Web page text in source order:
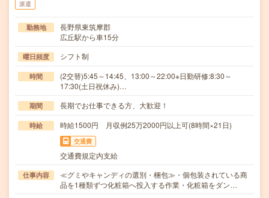
派遣
勤務地
長野県東筑摩郡
広丘駅から車15分
曜日頻度 シフト制
時間
(2交替)5:45～14:45、13:00～22:00※日勤研修:8:30～
17:30(土日祝休み)…
期間 長期でお仕事できる方、大歓迎！
時給 時給1500円 月収例25万2000円以上可(8時間×21日)
交通費
交通費規定内支給
仕事内容
≪グミやキャンディの選別・梱包≫・個包装されている商
品を1種類ずつ化粧箱へ投入する作業・化粧箱をダン…